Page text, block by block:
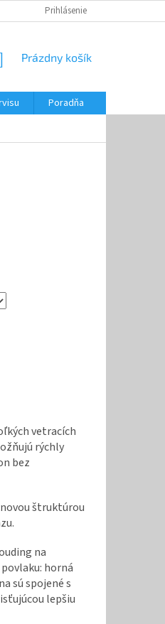
SLUŽBYPrihlásenie
NÁKUPNÝ
Prázdny košík
Poradňa
vetracích
rýchly
bez
štruktúrou
na
horná
sú spojené s
lepšiu